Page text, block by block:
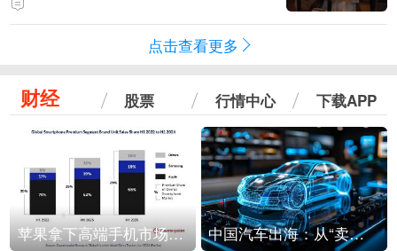
点击查看更多
财经 股票 行情中心 下载APP
苹果拿下高端手机市场65%的份额：iPhone 17系列功不可没 中国汽车出海：从“卖出去”到“走进去”